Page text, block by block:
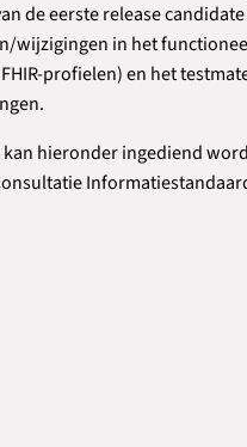
de eerste release
wijzigingen in het
profielen) en het
hieronder ingediend